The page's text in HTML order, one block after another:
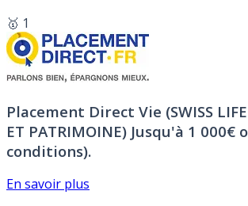
🥇 1
Placement Direct Vie (SWISS LIFE
ET PATRIMOINE) Jusqu'à 1 000€
conditions).
En savoir plus